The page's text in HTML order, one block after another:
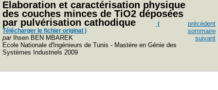
Elaboration et caractérisation physique
des couches minces de TiO2 déposées
par pulvérisation cathodique
(
Télécharger le fichier original )
parIhsen BEN MBAREK
Ecole Nationale d'Ingénieurs de Tunis - Mastère en Génie des
Systèmes Industriels 2009
précédent
sommaire
suivant